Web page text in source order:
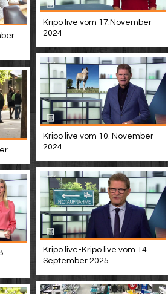
Kripo live vom 17.November
2024
Kripo live vom 10. November
2024
Kripo live-Kripo live vom 14.
September 2025